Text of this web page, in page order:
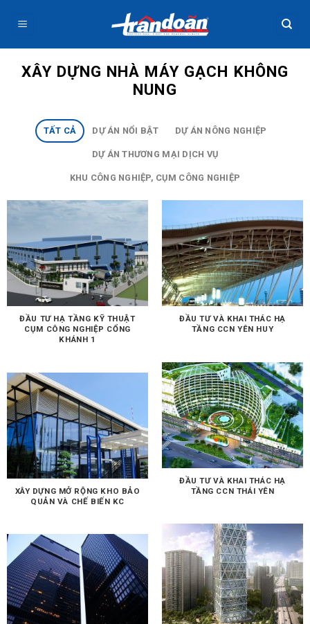
XÂY DỰNG NHÀ MÁY GẠCH KHÔNG
NUNG
TẤT CẢ DỰ ÁN NỔI BẬT DỰ ÁN NÔNG NGHIỆP
DỰ ÁN THƯƠNG MẠI DỊCH VỤ
KHU CÔNG NGHIỆP, CỤM CÔNG NGHIỆP
ĐẦU TƯ HẠ TẦNG KỸ THUẬT
CỤM CÔNG NGHIỆP CỔNG
KHÁNH 1
ĐẦU TƯ VÀ KHAI THÁC HẠ
TẦNG CCN YÊN HUY
ĐẦU TƯ VÀ KHAI THÁC HẠ
TẦNG CCN THÁI YÊN
XÂY DỰNG MỞ RỘNG KHO BẢO
QUẢN VÀ CHẾ BIẾN KC